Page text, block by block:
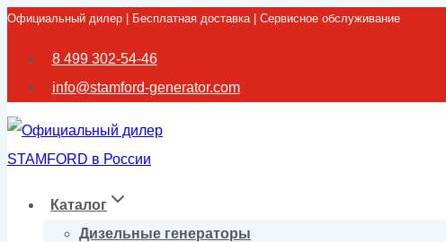
Перейти
Официальный дилер | Бесплатная доставка | Сервисное обслуживание
8 499 302-54-46
info@stamford-generator.com
Каталог
Дизельные генераторы